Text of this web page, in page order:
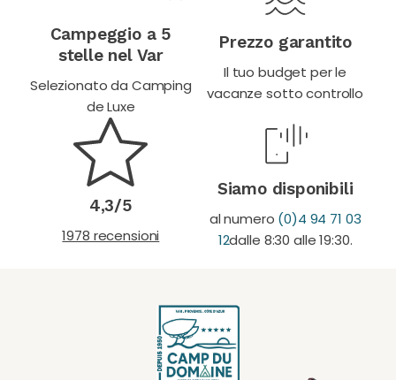
Campeggio a 5
stelle nel Var
Selezionato da Camping
de Luxe
Prezzo garantito
Il tuo budget per le
vacanze sotto controllo
4,3/5
1978 recensioni
Siamo disponibili
al numero (0)4 94 71 03
12dalle 8:30 alle 19:30.